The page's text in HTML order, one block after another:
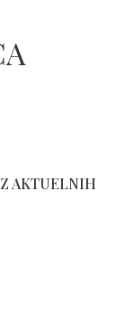
AKTUELNIH